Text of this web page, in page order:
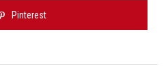
Pinterest